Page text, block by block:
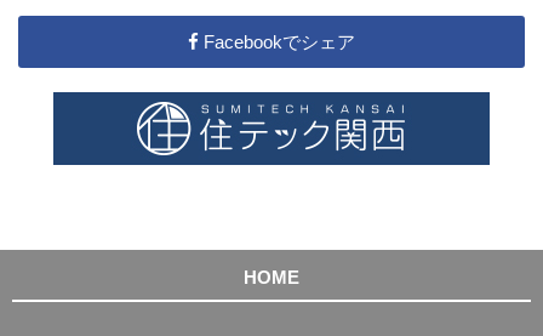
Facebookでシェア
HOME